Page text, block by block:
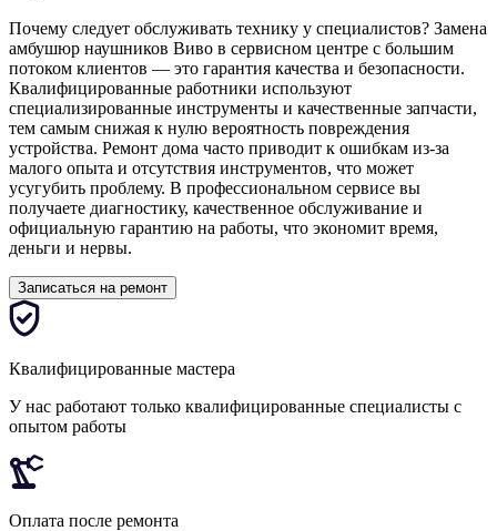
Почему следует обслуживать технику у специалистов? Замена
амбушюр наушников Виво в сервисном центре с большим
потоком клиентов — это гарантия качества и безопасности.
Квалифицированные работники используют
специализированные инструменты и качественные запчасти,
тем самым снижая к нулю вероятность повреждения
устройства. Ремонт дома часто приводит к ошибкам из-за
малого опыта и отсутствия инструментов, что может
усугубить проблему. В профессиональном сервисе вы
получаете диагностику, качественное обслуживание и
официальную гарантию на работы, что экономит время,
деньги и нервы.
Записаться на ремонт
Квалифицированные мастера
У нас работают только квалифицированные специалисты с
опытом работы
Оплата после ремонта